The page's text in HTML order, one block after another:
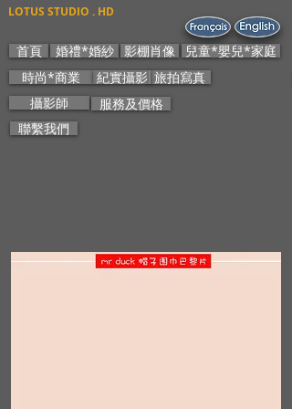
LOTUS STUDIO . HD
首頁 婚禮*婚紗 影棚肖像
兒童*嬰兒*家庭
時尚*商業
旅拍寫真
紀實攝影
攝影師
服務及價格
聯繫我們